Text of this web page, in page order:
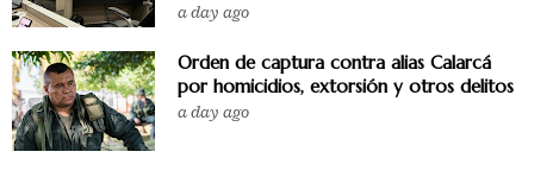
a day ago
Orden de captura contra alias Calarcá
por homicidios, extorsión y otros delitos
a day ago